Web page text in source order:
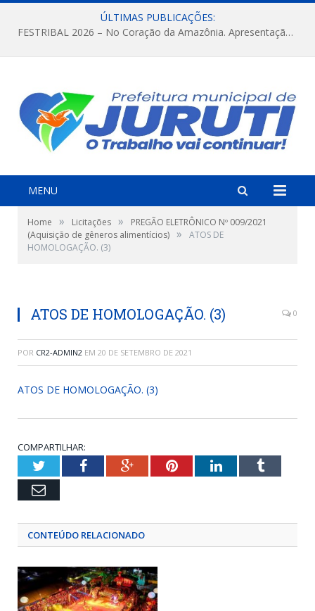
ÚLTIMAS PUBLICAÇÕES:
FESTRIBAL 2026 – No Coração da Amazônia. Apresentação da Munduruku.
MENU
Home » Licitações »
PREGÃO ELETRÔNICO Nº 009/2021
(Aquisição de gêneros alimentícios) »
ATOS DE
HOMOLOGAÇÃO. (3)
ATOS DE HOMOLOGAÇÃO. (3) 0
POR CR2-ADMIN2 EM 20 DE SETEMBRO DE 2021
ATOS DE HOMOLOGAÇÃO. (3)
COMPARTILHAR:
TwitterFacebookGoogle+PinterestLinkedInTumblr
Email
CONTEÚDO RELACIONADO